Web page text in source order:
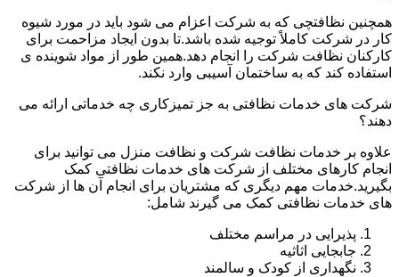
همچنین نظافتچی که به شرکت اعزام می شود باید در مورد شیوه
کار در شرکت کاملاً توجیه شده باشد.تا بدون ایجاد مزاحمت برای
کارکنان نظافت شرکت را انجام دهد.همین طور از مواد شوینده ی
استفاده کند که به ساختمان آسیبی وارد نکند.
شرکت های خدمات نظافتی به جز تمیزکاری چه خدماتی ارائه می
دهند؟
علاوه بر خدمات نظافت شرکت و نظافت منزل می توانید برای
انجام کارهای مختلف از شرکت های خدمات نظافتی کمک
بگیرید.خدمات مهم دیگری که مشتریان برای انجام آن ها از شرکت
های خدمات نظافتی کمک می گیرند شامل:
پذیرایی در مراسم مختلف
جابجایی اثاثیه
نگهداری از کودک و سالمند